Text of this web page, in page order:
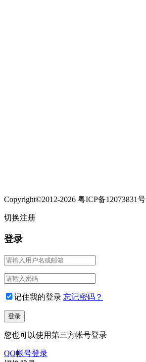
Copyright©2012-2026 粤ICP备12073831号
切换注册
登录
记住我的登录 忘记密码？
您也可以使用第三方帐号登录
QQ帐号登录